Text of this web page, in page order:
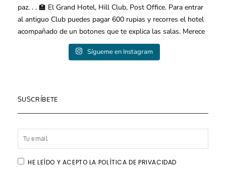
Sígueme en Instagram
SUSCRÍBETE
HE LEÍDO Y ACEPTO LA POLÍTICA DE PRIVACIDAD